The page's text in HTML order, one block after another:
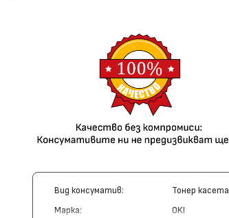
Вид консуматив: Тонер касета
Марка: OKI